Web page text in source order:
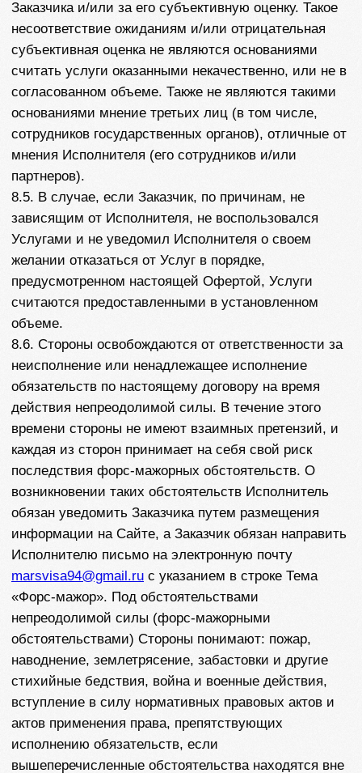
Все права защищены. Copyright ©2025-2026
Политика обработки данных
Согласие на обработку персональных данных
Согласие на обработку персональных данных
несовершеннолетних
Социальные сети
Telegram
YouTube
Условия оферты
МИХАЙЛОВНА ИНН 583605442999